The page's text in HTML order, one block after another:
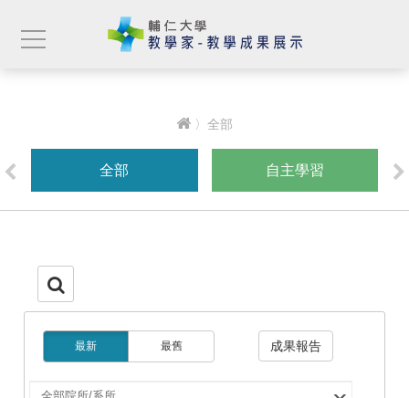
〉全部
全部 自主學習
最新 最舊 成果報告
選